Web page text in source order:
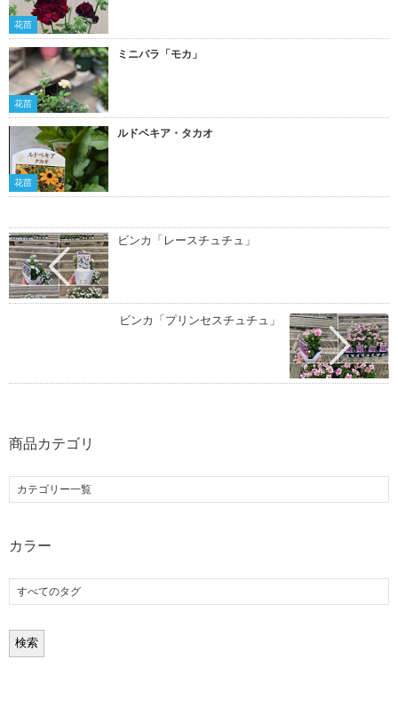
花苗
花苗
ミニバラ「モカ」
花苗
ルドベキア・タカオ
ビンカ「レースチュチュ」
ビンカ「プリンセスチュチュ」
商品カテゴリ
カラー